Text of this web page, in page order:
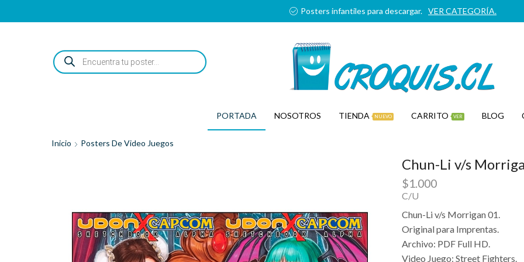
Posters infantiles para descargar. VER CATEGORÍA.
ENCUENTRA
TU
POSTER...
PORTADA NOSOTROS TIENDA NUEVO CARRITO VER BLOG
Inicio Posters De Video Juegos
Chun-Li v/s
$1.000
C/U
Chun-Li v/s Morrigan 01.
Original para Imprentas.
Archivo: PDF Full HD.
Video Juego: Street Fighters.